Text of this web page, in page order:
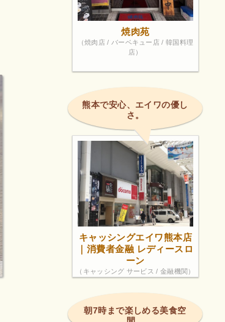
焼肉苑
（焼肉店 / バーベキュー店 / 韓国料理
店）
熊本で安心、エイワの優し
さ。
キャッシングエイワ熊本店
｜消費者金融 レディースロ
ーン
（キャッシング サービス / 金融機関）
朝7時まで楽しめる美食空